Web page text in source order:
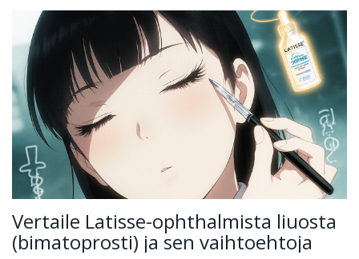
Vertaile Latisse-ophthalmista liuosta
(bimatoprosti) ja sen vaihtoehtoja